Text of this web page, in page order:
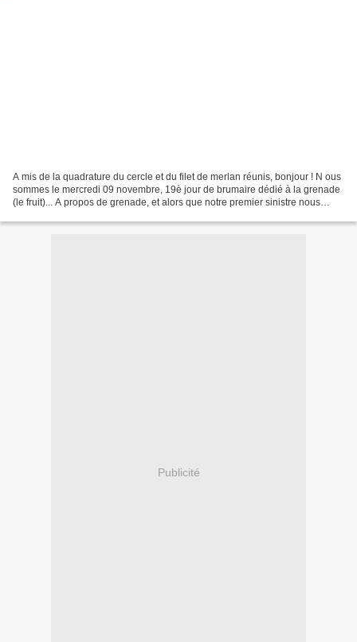
A mis de la quadrature du cercle et du filet de merlan réunis, bonjour ! N ous
sommes le mercredi 09 novembre, 19è jour de brumaire dédié à la grenade
(le fruit)... A propos de grenade, et alors que notre premier sinistre nous
Publicité